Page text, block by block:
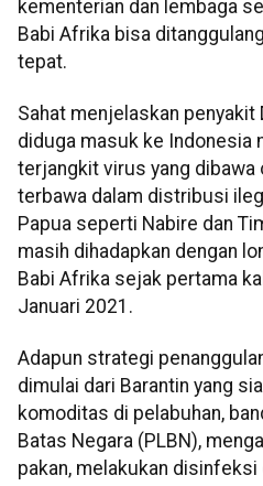
kementerian dan lembaga
Babi Afrika bisa
tepat.
Sahat menjelaskan penyakit
diduga masuk ke Indonesia
terjangkit virus yang dibawa
terbawa dalam distribusi
Papua seperti Nabire dan
masih dihadapkan dengan
Babi Afrika sejak pertama
Januari 2021.
Adapun strategi
dimulai dari Barantin yang
komoditas di pelabuhan,
Batas Negara (PLBN),
pakan, melakukan